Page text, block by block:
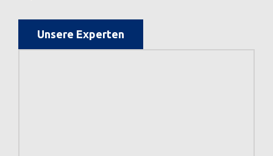
Unsere Experten